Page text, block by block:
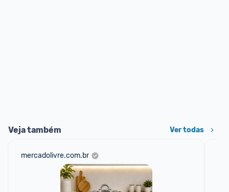
Veja também Ver todas
mercadolivre.com.br